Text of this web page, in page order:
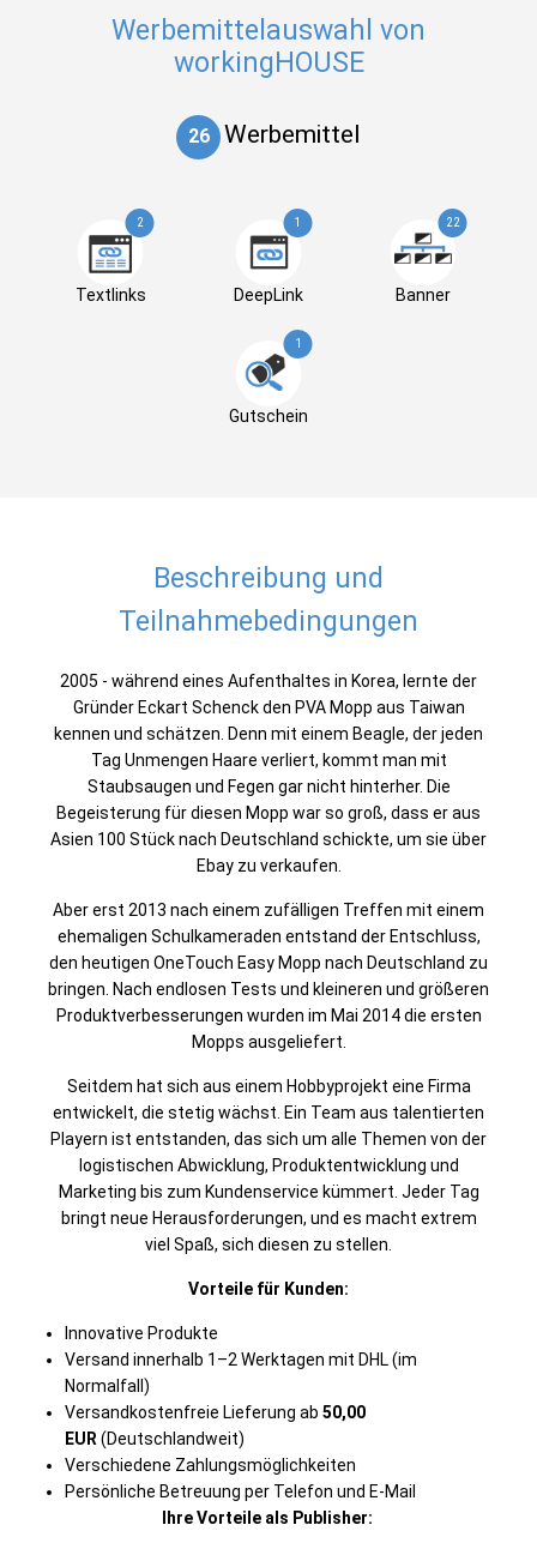
Werbemittelauswahl von
workingHOUSE
26 Werbemittel
2
Textlinks
1
DeepLink
22
Banner
1
Gutschein
Beschreibung und
Teilnahmebedingungen
2005 - während eines Aufenthaltes in Korea, lernte der
Gründer Eckart Schenck den PVA Mopp aus Taiwan
kennen und schätzen. Denn mit einem Beagle, der jeden
Tag Unmengen Haare verliert, kommt man mit
Staubsaugen und Fegen gar nicht hinterher. Die
Begeisterung für diesen Mopp war so groß, dass er aus
Asien 100 Stück nach Deutschland schickte, um sie über
Ebay zu verkaufen.
Aber erst 2013 nach einem zufälligen Treffen mit einem
ehemaligen Schulkameraden entstand der Entschluss,
den heutigen OneTouch Easy Mopp nach Deutschland zu
bringen. Nach endlosen Tests und kleineren und größeren
Produktverbesserungen wurden im Mai 2014 die ersten
Mopps ausgeliefert.
Seitdem hat sich aus einem Hobbyprojekt eine Firma
entwickelt, die stetig wächst. Ein Team aus talentierten
Playern ist entstanden, das sich um alle Themen von der
logistischen Abwicklung, Produktentwicklung und
Marketing bis zum Kundenservice kümmert. Jeder Tag
bringt neue Herausforderungen, und es macht extrem
viel Spaß, sich diesen zu stellen.
Vorteile für Kunden:
Innovative Produkte
Versand innerhalb 1–2 Werktagen mit DHL (im
Normalfall)
Versandkostenfreie Lieferung ab 50,00
EUR (Deutschlandweit)
Verschiedene Zahlungsmöglichkeiten
Persönliche Betreuung per Telefon und E-Mail
Ihre Vorteile als Publisher: